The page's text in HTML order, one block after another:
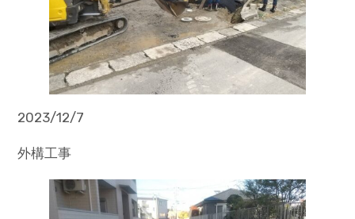
2023/12/7
外構工事